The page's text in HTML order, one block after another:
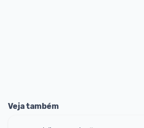
Veja também